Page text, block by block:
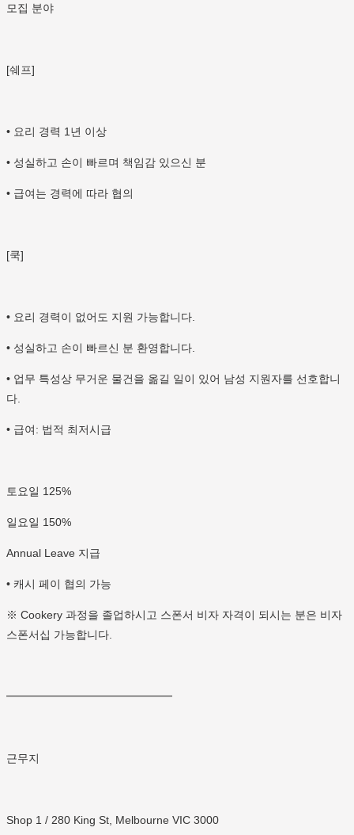
모집 분야
[쉐프]
• 요리 경력 1년 이상
• 성실하고 손이 빠르며 책임감 있으신 분
• 급여는 경력에 따라 협의
[쿡]
• 요리 경력이 없어도 지원 가능합니다.
• 성실하고 손이 빠르신 분 환영합니다.
• 업무 특성상 무거운 물건을 옮길 일이 있어 남성 지원자를 선호합니
다.
• 급여: 법적 최저시급
토요일 125%
일요일 150%
Annual Leave 지급
• 캐시 페이 협의 가능
※ Cookery 과정을 졸업하시고 스폰서 비자 자격이 되시는 분은 비자
스폰서십 가능합니다.
━━━━━━━━━━━━━━━
근무지
Shop 1 / 280 King St, Melbourne VIC 3000